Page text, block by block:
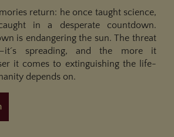
return: he once taught science,
in a desperate countdown.
is endangering the sun. The threat
spreading, and the more it
it comes to extinguishing the life-
depends on.